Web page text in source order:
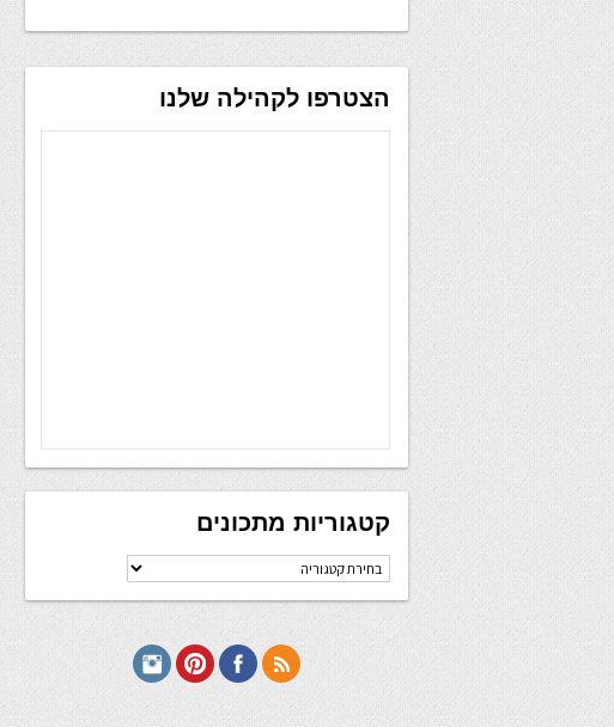
הצטרפו לקהילה שלנו
קטגוריות מתכונים
קטגוריות
מתכונים